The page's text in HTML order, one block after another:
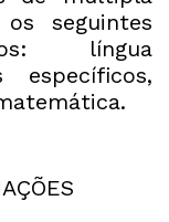
seguintes
língua
específicos,